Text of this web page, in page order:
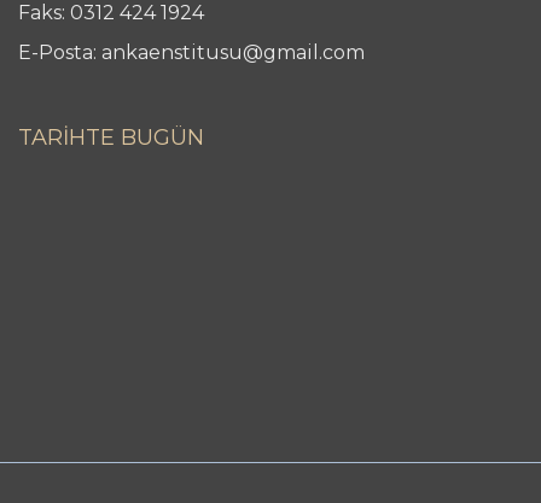
Faks: 0312 424 1924
E-Posta: ankaenstitusu@gmail.com
TARİHTE BUGÜN